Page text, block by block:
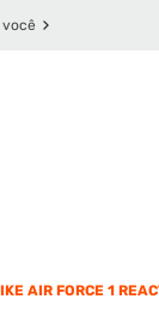
você
AIR FORCE 1